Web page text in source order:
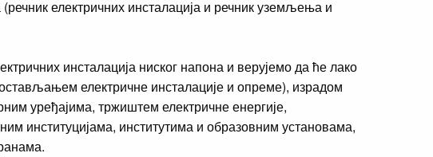
електричних инсталација и речник уземљења и
инсталација ниског напона и верујемо да ће лако
електричне инсталације и опреме), израдом
уређајима, тржиштем електричне енергије,
институцијама, институтима и образовним установама,